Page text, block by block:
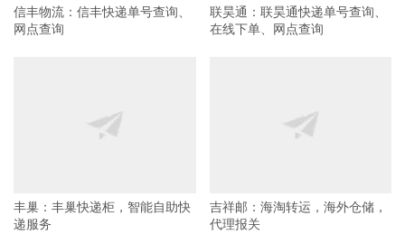
信丰物流：信丰快递单号查询、
网点查询
联昊通：联昊通快递单号查询、
在线下单、网点查询
丰巢：丰巢快递柜，智能自助快
递服务
吉祥邮：海淘转运，海外仓储，
代理报关